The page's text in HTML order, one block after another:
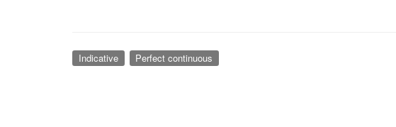
Indicative Perfect continuous